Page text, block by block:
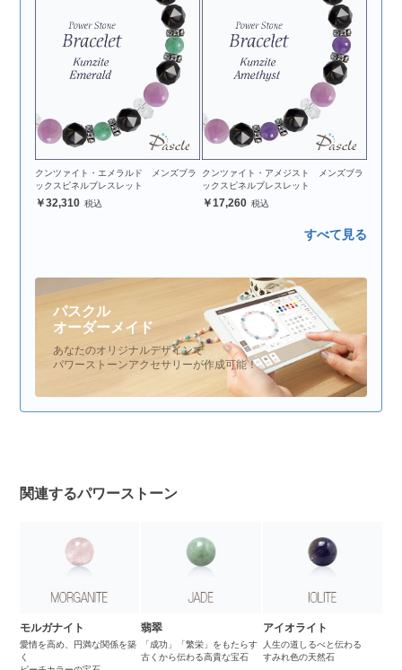
クンツァイト・エメラルド メンズブラ
ックスピネルブレスレット
32,310
クンツァイト・アメジスト メンズブラ
ックスピネルブレスレット
17,260
すべて見る
パスクル
オーダーメイド
あなたのオリジナルデザインで
パワーストーンアクセサリーが作成可能！
関連するパワーストーン
モルガナイト
愛情を高め、円満な関係を築
く
翡翠
「成功」「繁栄」をもたらす
古くから伝わる高貴な宝石
アイオライト
人生の道しるべと伝わる
すみれ色の天然石